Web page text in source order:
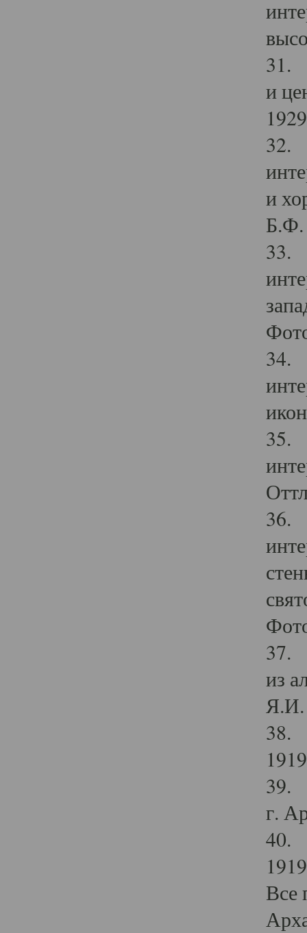
31.
и
32.
и
Б.Ф.
33.
34.
35.
36.
37.
из
Я.И.
38.
39.
г.
40.
Все